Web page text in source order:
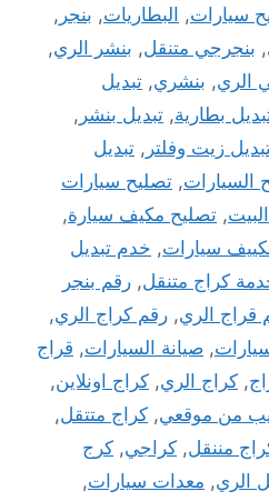
سيارات, البطاريات, بنجر ,
, بنجرجي متنقل, بنشر الري,
الري, بنشري, تبديل
بطارية, تبديل بنشر ,
زيت وفلتر , تبديل
السيارات, تصليح سيارات
, تصليح مكيف سيارة,
سيارات, خدم تبديل
كراج متنقل, رقم بنجر
قراج الري, رقم كراج الري,
, صيانة السيارات, قراج
, كراج الري, كراج اونلاين,
من موقعي, كراج متتقل,
مننقل, كراجي, كرج
الري, معدات سيارات,